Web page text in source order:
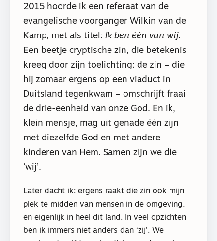
2015 hoorde ik een referaat van de
evangelische voorganger Wilkin van de
Kamp, met als titel: Ik ben één van wij.
Een beetje cryptische zin, die betekenis
kreeg door zijn toelichting: de zin – die
hij zomaar ergens op een viaduct in
Duitsland tegenkwam – omschrijft fraai
de drie-eenheid van onze God. En ik,
klein mensje, mag uit genade één zijn
met diezelfde God en met andere
kinderen van Hem. Samen zijn we die
‘wij’.
Later dacht ik: ergens raakt die zin ook mijn
plek te midden van mensen in de omgeving,
en eigenlijk in heel dit land. In veel opzichten
ben ik immers niet anders dan ‘zij’. We